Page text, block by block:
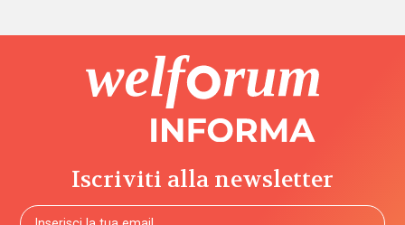
Iscriviti alla newsletter